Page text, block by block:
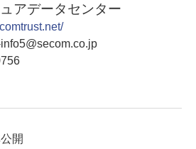
アデータセンター
開